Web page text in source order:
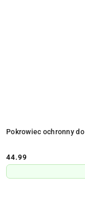
Pokrowiec ochronny
Cena:
44.99